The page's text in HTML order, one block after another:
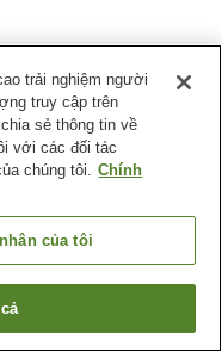
trải nghiệm người
truy cập trên
sẻ thông tin về
với các đối tác
chúng tôi. Chính
của tôi